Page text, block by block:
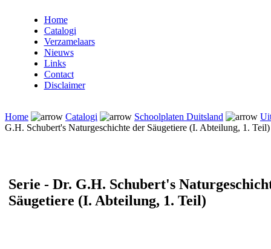
Home
Catalogi
Verzamelaars
Nieuws
Links
Contact
Disclaimer
Home Catalogi Schoolplaten Duitsland
G.H. Schubert's Naturgeschichte der Säugetiere (I. Abteilung, 1. Teil)
Serie - Dr. G.H. Schubert's
Säugetiere (I. Abteilung, 1. Teil)